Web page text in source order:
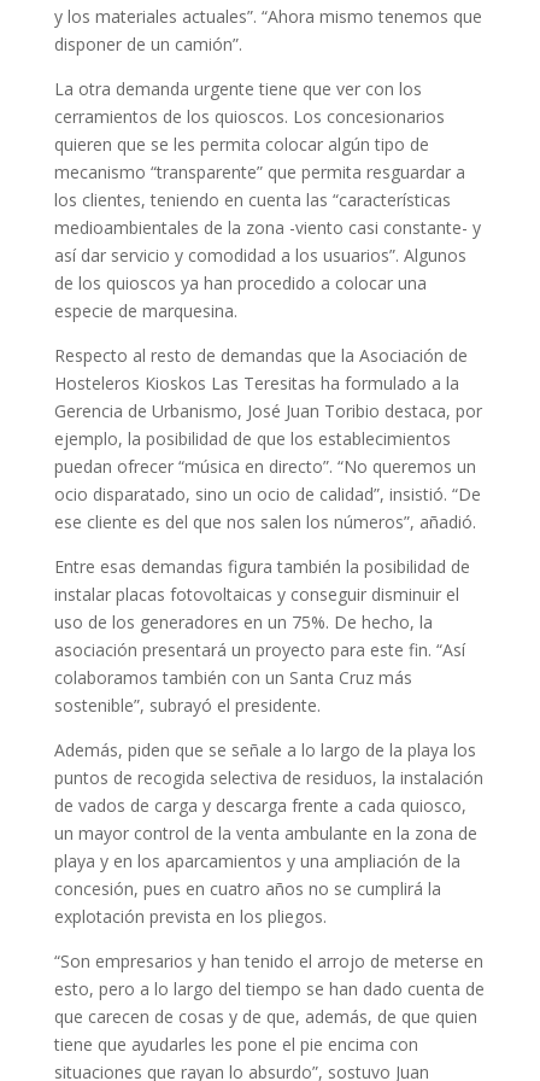
y los materiales actuales”. “Ahora mismo tenemos que
disponer de un camión”.
La otra demanda urgente tiene que ver con los
cerramientos de los quioscos. Los concesionarios
quieren que se les permita colocar algún tipo de
mecanismo “transparente” que permita resguardar a
los clientes, teniendo en cuenta las “características
medioambientales de la zona -viento casi constante- y
así dar servicio y comodidad a los usuarios”. Algunos
de los quioscos ya han procedido a colocar una
especie de marquesina.
Respecto al resto de demandas que la Asociación de
Hosteleros Kioskos Las Teresitas ha formulado a la
Gerencia de Urbanismo, José Juan Toribio destaca, por
ejemplo, la posibilidad de que los establecimientos
puedan ofrecer “música en directo”. “No queremos un
ocio disparatado, sino un ocio de calidad”, insistió. “De
ese cliente es del que nos salen los números”, añadió.
Entre esas demandas figura también la posibilidad de
instalar placas fotovoltaicas y conseguir disminuir el
uso de los generadores en un 75%. De hecho, la
asociación presentará un proyecto para este fin. “Así
colaboramos también con un Santa Cruz más
sostenible”, subrayó el presidente.
Además, piden que se señale a lo largo de la playa los
puntos de recogida selectiva de residuos, la instalación
de vados de carga y descarga frente a cada quiosco,
un mayor control de la venta ambulante en la zona de
playa y en los aparcamientos y una ampliación de la
concesión, pues en cuatro años no se cumplirá la
explotación prevista en los pliegos.
“Son empresarios y han tenido el arrojo de meterse en
esto, pero a lo largo del tiempo se han dado cuenta de
que carecen de cosas y de que, además, de que quien
tiene que ayudarles les pone el pie encima con
situaciones que rayan lo absurdo”, sostuvo Juan